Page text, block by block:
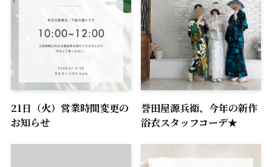
21日（火）営業時間変更の
お知らせ
誉田屋源兵衛、今年の新作
浴衣スタッフコーデ★